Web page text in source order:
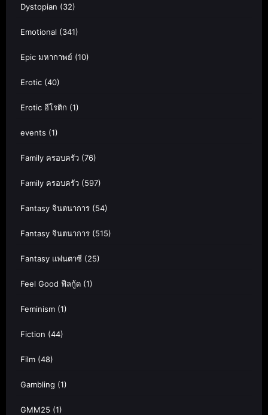
Dystopian (32)
Emotional (341)
Epic มหากาพย์ (10)
Erotic (40)
Erotic อีโรติก (1)
events (1)
Family ครอบครัว (76)
Family ครอบครัว (597)
Fantasy จินตนาการ (54)
Fantasy จินตนาการ (515)
Fantasy แฟนตาซี (25)
Feel Good ฟีลกู้ด (1)
Feminism (1)
Fiction (44)
Film (48)
Gambling (1)
GMM25 (1)